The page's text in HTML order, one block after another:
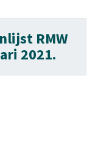
RMW
2021.